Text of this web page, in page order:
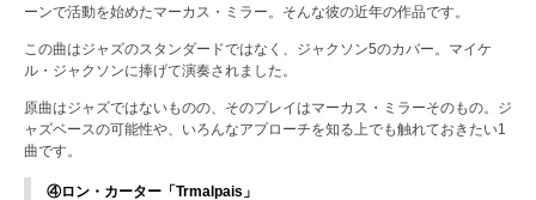
ーンで活動を始めたマーカス・ミラー。そんな彼の近年の作品です。
この曲はジャズのスタンダードではなく、ジャクソン5のカバー。マイケ
ル・ジャクソンに捧げて演奏されました。
原曲はジャズではないものの、そのプレイはマーカス・ミラーそのもの。ジ
ャズベースの可能性や、いろんなアプローチを知る上でも触れておきたい1
曲です。
④ロン・カーター「Trmalpais」